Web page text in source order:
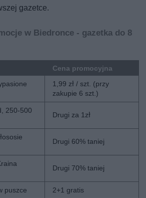
gazetce.
w Biedronce - gazetka do 8
Cena promocyjna
1,99 zł / szt. (przy
zakupie 6 szt.)
250-500
Drugi za 1zł
Drugi 60% taniej
Drugi 70% taniej
puszce 2+1 gratis